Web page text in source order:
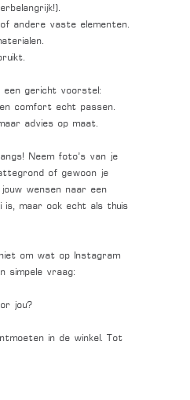
andere vaste elementen.
een gericht voorstel:
comfort echt passen.
advies op maat.
Neem foto’s van je
of gewoon je
wensen naar een
is, maar ook echt als thuis
om wat op Instagram
simpele vraag:
jou?
in de winkel. Tot